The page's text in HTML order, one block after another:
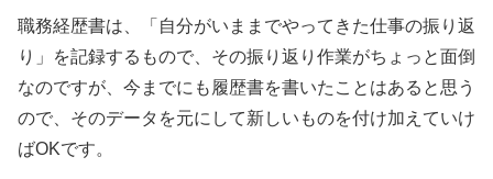
職務経歴書は、「自分がいままでやってきた仕事の振り返
り」を記録するもので、その振り返り作業がちょっと面倒
なのですが、今までにも履歴書を書いたことはあると思う
ので、そのデータを元にして新しいものを付け加えていけ
ばOKです。